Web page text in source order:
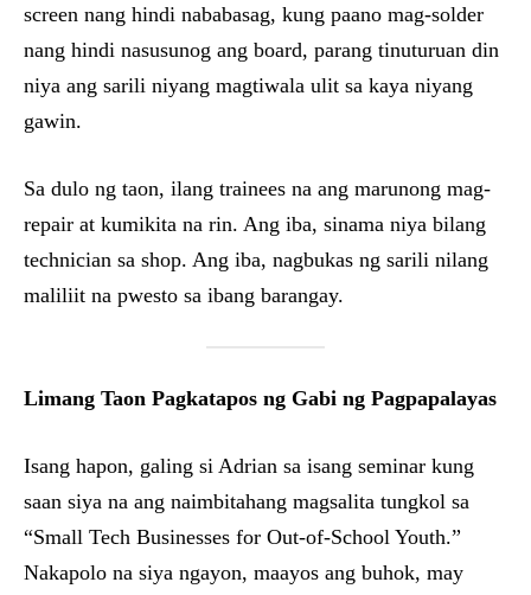
screen nang hindi nababasag, kung paano mag-solder
nang hindi nasusunog ang board, parang tinuturuan din
niya ang sarili niyang magtiwala ulit sa kaya niyang
gawin.
Sa dulo ng taon, ilang trainees na ang marunong mag-
repair at kumikita na rin. Ang iba, sinama niya bilang
technician sa shop. Ang iba, nagbukas ng sarili nilang
maliliit na pwesto sa ibang barangay.
Limang Taon Pagkatapos ng Gabi ng Pagpapalayas
Isang hapon, galing si Adrian sa isang seminar kung
saan siya na ang naimbitahang magsalita tungkol sa
“Small Tech Businesses for Out-of-School Youth.”
Nakapolo na siya ngayon, maayos ang buhok, may